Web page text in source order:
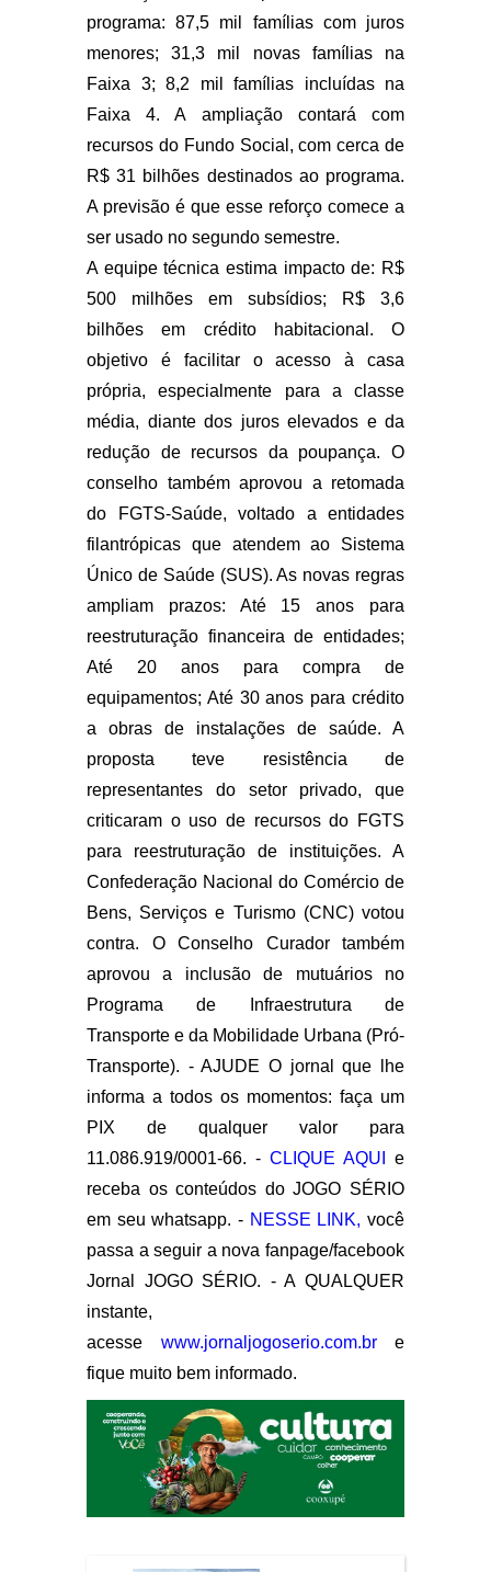
programa: 87,5 mil famílias com juros
menores; 31,3 mil novas famílias na
Faixa 3; 8,2 mil famílias incluídas na
Faixa 4. A ampliação contará com
recursos do Fundo Social, com cerca de
R$ 31 bilhões destinados ao programa.
A previsão é que esse reforço comece a
ser usado no segundo semestre.
A equipe técnica estima impacto de: R$
500 milhões em subsídios; R$ 3,6
bilhões em crédito habitacional. O
objetivo é facilitar o acesso à casa
própria, especialmente para a classe
média, diante dos juros elevados e da
redução de recursos da poupança. O
conselho também aprovou a retomada
do FGTS-Saúde, voltado a entidades
filantrópicas que atendem ao Sistema
Único de Saúde (SUS). As novas regras
ampliam prazos: Até 15 anos para
reestruturação financeira de entidades;
Até 20 anos para compra de
equipamentos; Até 30 anos para crédito
a obras de instalações de saúde. A
proposta teve resistência de
representantes do setor privado, que
criticaram o uso de recursos do FGTS
para reestruturação de instituições. A
Confederação Nacional do Comércio de
Bens, Serviços e Turismo (CNC) votou
contra. O Conselho Curador também
aprovou a inclusão de mutuários no
Programa de Infraestrutura de
Transporte e da Mobilidade Urbana (Pró-
Transporte). - AJUDE O jornal que lhe
informa a todos os momentos: faça um
PIX de qualquer valor para
11.086.919/0001-66. - CLIQUE AQUI
e
receba os conteúdos do JOGO SÉRIO
em seu whatsapp. - NESSE LINK, você
passa a seguir a nova fanpage/facebook
Jornal JOGO SÉRIO. - A QUALQUER
instante,
acesse www.jornaljogoserio.com.bre
fique muito bem informado.